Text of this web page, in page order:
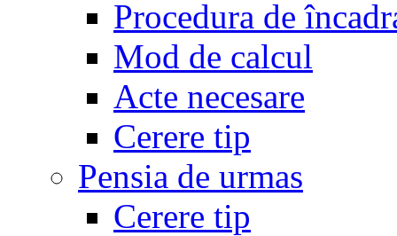
Procedura de
Mod de calcul
Acte necesare
Cerere tip
Pensia de urmas
Cerere tip